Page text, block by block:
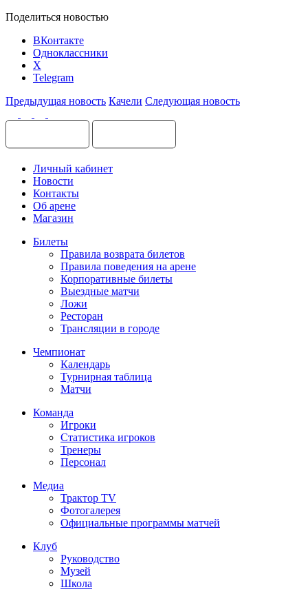
Поделиться новостью
ВКонтакте
Одноклассники
X
Telegram
Предыдущая новость Качели Следующая новость
Личный кабинет
Новости
Контакты
Об арене
Магазин
Билеты
Правила возврата билетов
Правила поведения на арене
Корпоративные билеты
Выездные матчи
Ложи
Ресторан
Трансляции в городе
Чемпионат
Календарь
Турнирная таблица
Матчи
Команда
Игроки
Статистика игроков
Тренеры
Персонал
Медиа
Трактор TV
Фотогалерея
Официальные программы матчей
Клуб
Руководство
Музей
Школа